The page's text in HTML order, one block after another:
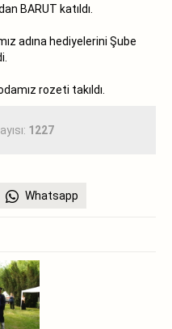
BARUT katıldı.
adına hediyelerini Şube
rozeti takıldı.
1227
Whatsapp